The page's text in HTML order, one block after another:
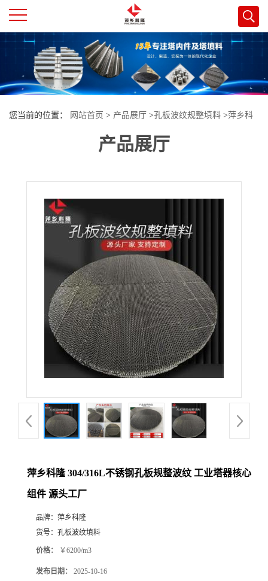
公
司
产
品
厅
您当前的位置： 网站首页 > 产品展厅 >孔板波纹规整填料 >萍乡科
隆 304/316L不锈钢孔板规整波纹 工业塔器核心组件 源头工厂
产品展厅
萍乡科隆 304/316L不锈钢孔板规整波纹 工业塔器核心
组件 源头工厂
品牌： 萍乡科隆
货号： 孔板波纹填料
价格： ￥6200/m3
发布日期： 2025-10-16